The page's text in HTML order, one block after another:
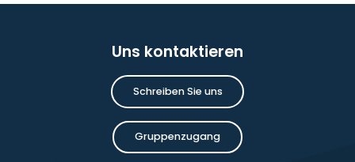
Uns kontaktieren
Schreiben Sie uns
Gruppenzugang